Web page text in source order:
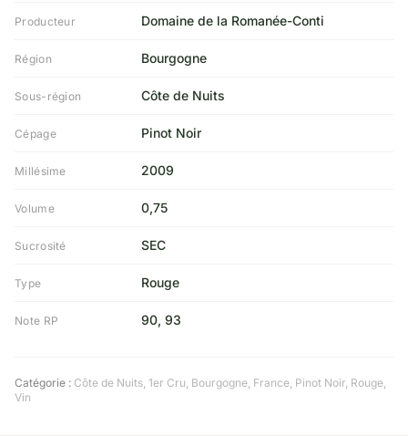
Producteur Domaine de la Romanée-Conti
Région Bourgogne
Sous-région Côte de Nuits
Cépage Pinot Noir
Millésime 2009
Volume 0,75
Sucrosité SEC
Type Rouge
Note RP 90, 93
Catégorie : Côte de Nuits, 1er Cru, Bourgogne, France, Pinot Noir, Rouge,
Vin